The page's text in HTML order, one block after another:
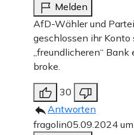
Melden
AfD-Wähler und
geschlossen ihr Konto
„freundlicheren“ Bank
broke.
30
Antworten
fragolin05.09.2024